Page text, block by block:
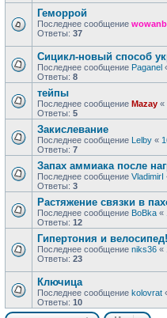
Геморрой
Последнее сообщение
Ответы: 37
Сицикл-новый способ
Последнее сообщение Paganel
Ответы: 8
тейпы
Последнее сообщение Mazay «
Ответы: 5
Закислевание
Последнее сообщение Lelby «
Ответы: 7
Запах аммиака после
Последнее сообщение VladimirI
Ответы: 3
Растяжение связки в
Последнее сообщение BoBka «
Ответы: 12
Гипертония и велосипед!
Последнее сообщение niks36 «
Ответы: 23
Ключица
Последнее сообщение kolovrat
Ответы: 10